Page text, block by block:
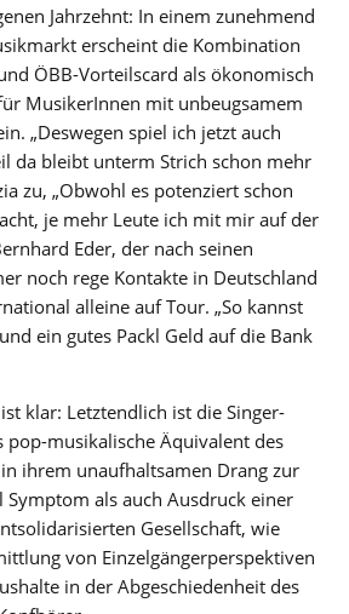
Jahrzehnt: In einem zunehmend
erscheint die Kombination
ÖBB-Vorteilscard als ökonomisch
MusikerInnen mit unbeugsamem
„Deswegen spiel ich jetzt auch
da bleibt unterm Strich schon mehr
zu, „Obwohl es potenziert schon
je mehr Leute ich mit mir auf der
Eder, der nach seinen
noch rege Kontakte in Deutschland
alleine auf Tour. „So kannst
ein gutes Packl Geld auf die Bank
klar: Letztendlich ist die Singer-
pop-musikalische Äquivalent des
ihrem unaufhaltsamen Drang zur
als auch Ausdruck einer
Gesellschaft, wie
von Einzelgängerperspektiven
in der Abgeschiedenheit des